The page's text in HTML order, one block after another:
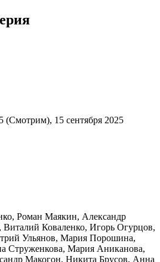
(Смотрим), 15 сентября 2025
Роман Маякин, Александр
Виталий Коваленко, Игорь Огурцов,
Ульянов, Мария Порошина,
Струженкова, Мария Аниканова,
Макогон, Никита Брусов, Анна